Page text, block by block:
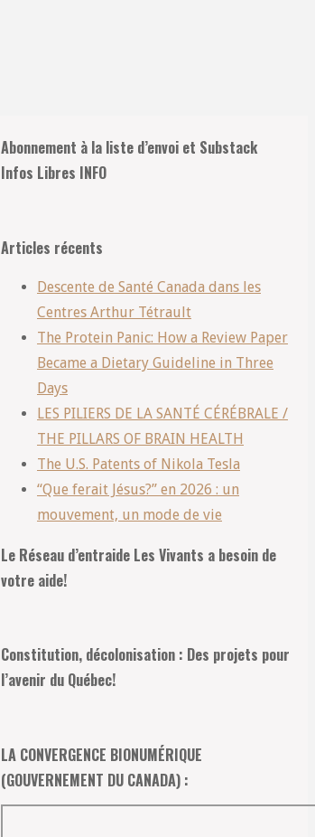
Abonnement à la liste d’envoi et Substack
Infos Libres INFO
Articles récents
Descente de Santé Canada dans les
Centres Arthur Tétrault
The Protein Panic: How a Review Paper
Became a Dietary Guideline in Three
Days
LES PILIERS DE LA SANTÉ CÉRÉBRALE /
THE PILLARS OF BRAIN HEALTH
The U.S. Patents of Nikola Tesla
“Que ferait Jésus?” en 2026 : un
mouvement, un mode de vie
Le Réseau d’entraide Les Vivants a besoin de
votre aide!
Constitution, décolonisation : Des projets pour
l’avenir du Québec!
LA CONVERGENCE BIONUMÉRIQUE
(GOUVERNEMENT DU CANADA) :
en
haut